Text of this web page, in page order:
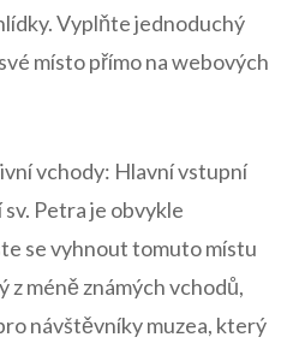
Vyplňte ‌jednoduchý
místo přímo ‍na webových
vchody: Hlavní ⁣vstupní
Petra je obvykle
se ⁣vyhnout tomuto místu
z méně známých vchodů,‌
návštěvníky muzea, který